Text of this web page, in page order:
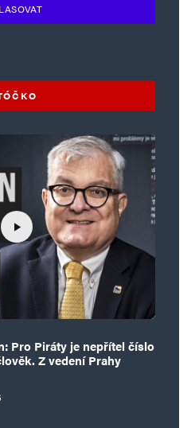
Pro Piráty je nepřítel číslo
Z vedení Prahy